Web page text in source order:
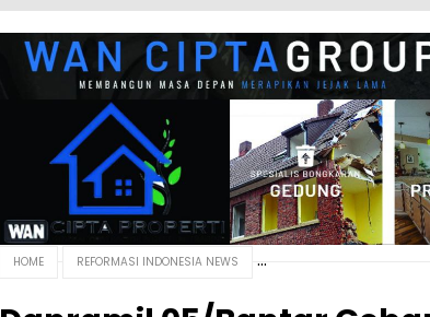
HOME REFORMASI INDONESIA NEWS